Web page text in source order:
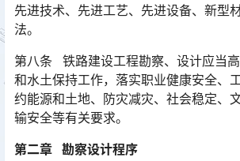
先进技术、先进工艺、先进设备、新型
法。
第八条 铁路建设工程勘察、设计应当
和水土保持工作，落实职业健康安全、
约能源和土地、防灾减灾、社会稳定、
输安全等有关要求。󠅅󠅃󠄵󠅂󠄪󠇖󠆨󠆨󠇕󠆞󠆒󠅬󠇘󠆭󠆘󠇙󠆝󠅵󠇗󠆭󠆁󠄐󠇗󠅹󠅸󠇖󠆍󠅳󠇖󠅹󠅰󠇖󠆌󠅹
第二章 勘察设计程序